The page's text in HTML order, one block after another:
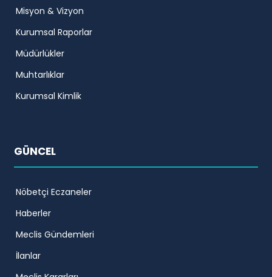
Misyon & Vizyon
Kurumsal Raporlar
Müdürlükler
Muhtarlıklar
Kurumsal Kimlik
GÜNCEL
Nöbetçi Eczaneler
Haberler
Meclis Gündemleri
İlanlar